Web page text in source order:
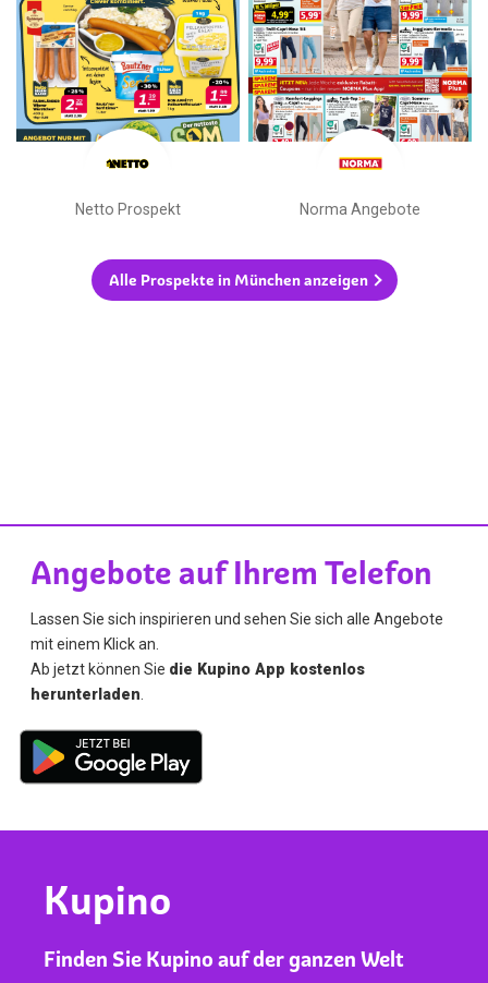
Netto Prospekt Norma Angebote
Alle Prospekte in München anzeigen
Angebote auf Ihrem Telefon
Lassen Sie sich inspirieren und sehen Sie sich alle Angebote
mit einem Klick an.
Ab jetzt können Sie die Kupino App kostenlos
herunterladen
Kupino
Finden Sie Kupino auf der ganzen Welt